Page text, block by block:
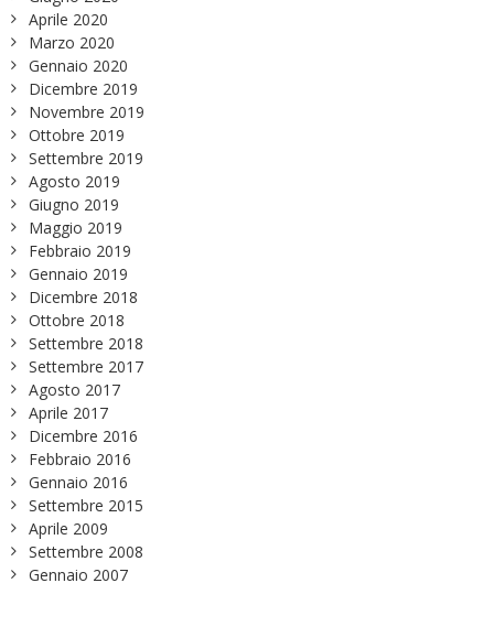
Aprile 2020
Marzo 2020
Gennaio 2020
Dicembre 2019
Novembre 2019
Ottobre 2019
Settembre 2019
Agosto 2019
Giugno 2019
Maggio 2019
Febbraio 2019
Gennaio 2019
Dicembre 2018
Ottobre 2018
Settembre 2018
Settembre 2017
Agosto 2017
Aprile 2017
Dicembre 2016
Febbraio 2016
Gennaio 2016
Settembre 2015
Aprile 2009
Settembre 2008
Gennaio 2007